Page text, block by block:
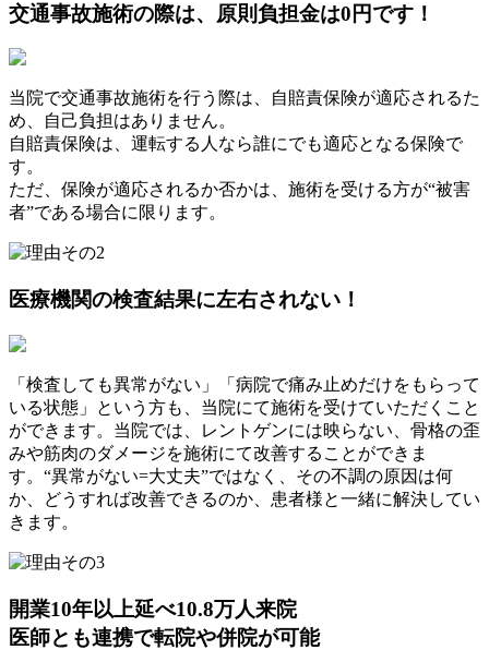
交通事故施術の際は、 原則負担金は0円です！
当院で交通事故施術を行う際は、自賠責保険が適応されるた
め、自己負担はありません。
自賠責保険は、運転する人なら誰にでも適応となる保険で
す。
ただ、保険が適応されるか否かは、施術を受ける方が“被害
者”である場合に限ります。
医療機関の検査結果に左右されない！
「検査しても異常がない」「病院で痛み止めだけをもらって
いる状態」という方も、当院にて施術を受けていただくこと
ができます。当院では、レントゲンには映らない、骨格の歪
みや筋肉のダメージを施術にて改善することができま
す。“異常がない=大丈夫”ではなく、その不調の原因は何
か、どうすれば改善できるのか、患者様と一緒に解決してい
きます。
開業10年以上延べ10.8万人来院
医師とも連携で転院や併院が可能